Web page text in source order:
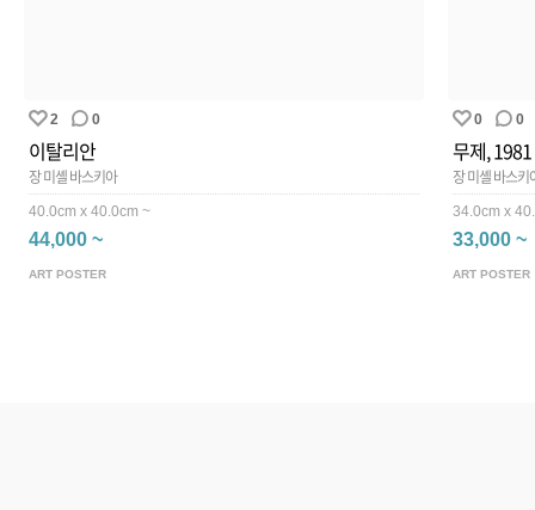
2 0
이탈리안
장 미셸 바스키아
40.0cm x 40.0cm ~
44,000 ~
ART POSTER
0 0
무제, 1981
장 미셸 바스키
34.0cm x
33,000 ~
ART POSTER